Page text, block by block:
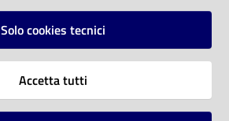
Solo cookies tecnici
Accetta tutti